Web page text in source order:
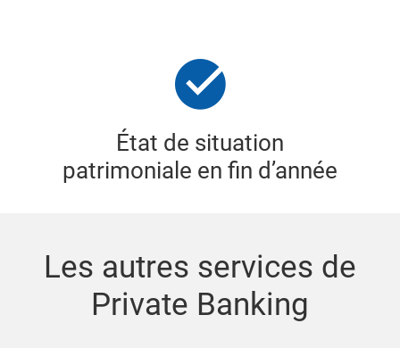
État de situation
patrimoniale en fin d’année
Les autres services de
Private Banking